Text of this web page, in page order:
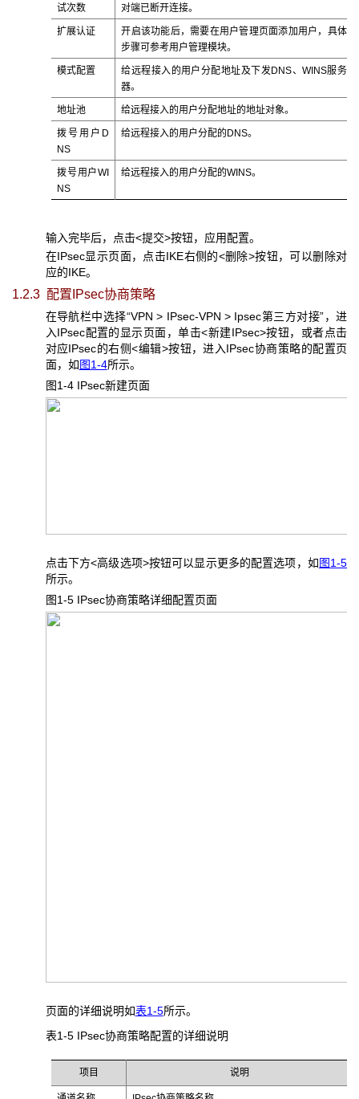
试次数 对端已断开连接。
扩展认证
开启该功能后，需要在用户管理页面添加用户，具体
步骤可参考用户管理模块。
模式配置
给远程接入的用户分配地址及下发DNS、WINS服务
器。
地址池 给远程接入的用户分配地址的地址对象。
拨号用户D
NS
给远程接入的用户分配的DNS。
拨号用户WI
NS
给远程接入的用户分配的WINS。
输入完毕后，点击<提交>按钮，应用配置。
在IPsec显示页面，点击IKE右侧的<删除>按钮，可以删除对
应的IKE。
1.2.3 配置 IPsec协商策略
在导航栏中选择“VPN > IPsec-VPN > Ipsec第三方对接”，进
入IPsec配置的显示页面，单击<新建IPsec>按钮，或者点击
对应IPsec的右侧<编辑>按钮，进入IPsec协商策略的配置页
面，如图1-4所示。
图1-4 IPsec新建页面
点击下方<高级选项>按钮可以显示更多的配置选项，如图1-5
所示。
图1-5 IPsec协商策略详细配置页面
页面的详细说明如表1-5所示。
表1-5 IPsec协商策略配置的详细说明
项目 说明